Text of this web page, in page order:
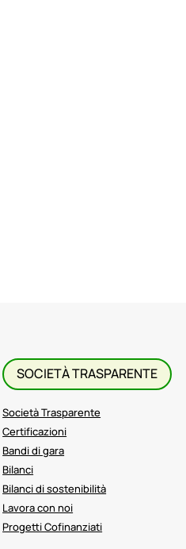
SOCIETÀ TRASPARENTE
Società Trasparente
Certificazioni
Bandi di gara
Bilanci
Bilanci di sostenibilità
Lavora con noi
Progetti Cofinanziati